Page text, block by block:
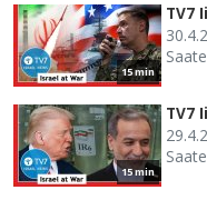
15 min
TV7
15 min
TV7